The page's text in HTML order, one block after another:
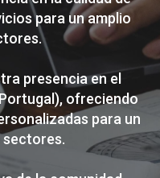
para un amplio
presencia en el
ofreciendo
para un
sectores.